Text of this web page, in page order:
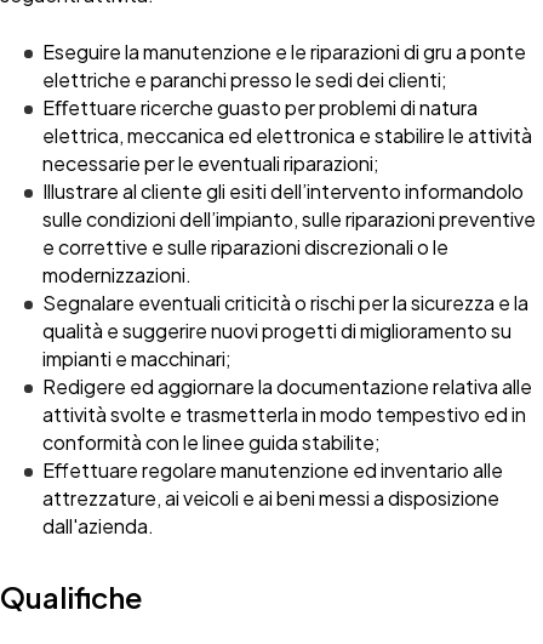
Eseguire la manutenzione e le riparazioni di gru a ponte
elettriche e paranchi presso le sedi dei clienti;
Eﬀettuare ricerche guasto per problemi di natura
elettrica, meccanica ed elettronica e stabilire le attività
necessarie per le eventuali riparazioni;
Illustrare al cliente gli esiti dell’intervento informandolo
sulle condizioni dell’impianto, sulle riparazioni preventive
e correttive e sulle riparazioni discrezionali o le
modernizzazioni.
Segnalare eventuali criticità o rischi per la sicurezza e la
qualità e suggerire nuovi progetti di miglioramento su
impianti e macchinari;
Redigere ed aggiornare la documentazione relativa alle
attività svolte e trasmetterla in modo tempestivo ed in
conformità con le linee guida stabilite;
Effettuare regolare manutenzione ed inventario alle
attrezzature, ai veicoli e ai beni messi a disposizione
dall'azienda.
Qualifiche